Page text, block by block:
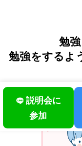
勉
勉強をするよ
説明会に
参加